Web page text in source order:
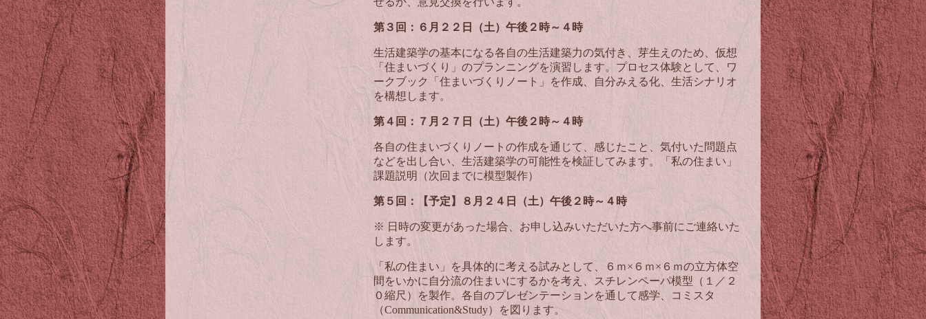
第３回：６月２２日 （土） 午後２時～４時
生活建築学の基本になる各自の生活建築力の気付き、芽生えのため、仮想
「住まいづくり」のプランニングを演習します。プロセス体験として、ワ
ークブック「住まいづくりノート」を作成、自分みえる化、生活シナリオ
を構想します。
第４回：７月２７日 （土） 午後２時～４時
各自の住まいづくりノートの作成を通じて、感じたこと、気付いた問題点
などを出し合い、生活建築学の可能性を検証してみます。「私の住まい」
課題説明（次回までに模型製作）
第５回：【予定】８ 月２４日 （土） 午後２時～４時
※ 日時の変更があった場合、お申し込みいただいた方へ事前にご連絡いた
します。
「私の住まい」を具体的に考える試みとして、６ｍ×６ｍ×６ｍの立方体空
間をいかに自分流の住まいにするかを考え、スチレンペーパ模型（１／２
０縮尺）を製作。各自のプレゼンテーションを通して感学、コミスタ
（Communication&Study）を図ります。